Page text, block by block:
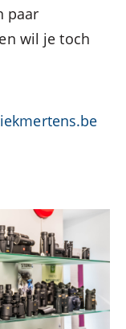
paar
wil je toch